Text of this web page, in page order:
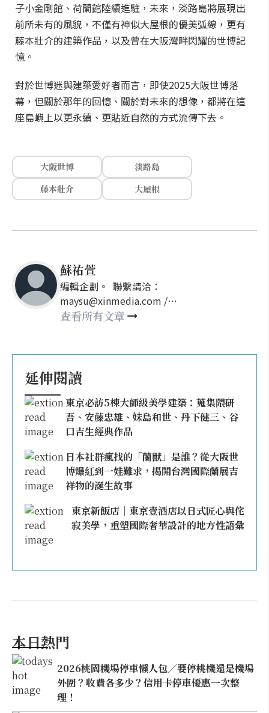
子小金剛館、荷蘭館陸續進駐，未來，淡路島將展現出
前所未有的風貌，不僅有神似大屋根的優美弧線，更有
藤本壯介的建築作品，以及曾在大阪灣畔閃耀的世博記
憶。
對於世博迷與建築愛好者而言，即使2025大阪世博落
幕，但關於那年的回憶、關於對未來的想像，都將在這
座島嶼上以更永續、更貼近自然的方式流傳下去。
大阪世博
淡路島
藤本壯介
大屋根
蘇祐萱
編輯企劃。 聯繫請洽：
maysu@xinmedia.com /
may860527@gmail.com
查看所有文章
延伸閱讀
東京必訪5棟大師級美學建築：蒐集隈研
吾、安藤忠雄、妹島和世、丹下健三、谷
口吉生經典作品
日本社群瘋找的「蘭獸」是誰？從大阪世
博爆紅到一娃難求，揭開台灣國際蘭展吉
祥物的誕生故事
東京新飯店｜東京壹酒店以日式匠心與侘
寂美學，重塑國際奢華設計的地方性語彙
本日熱門
2026桃園機場停車懶人包／要停桃機還是機場
外圍？收費各多少？信用卡停車優惠一次整
理！